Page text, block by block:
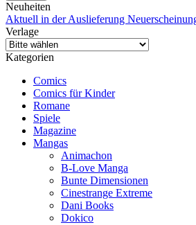
Neuheiten
Aktuell in der Auslieferung
Verlage
Kategorien
Comics
Comics für Kinder
Romane
Spiele
Magazine
Mangas
Animachon
B-Love Manga
Bunte Dimensionen
Cinestrange Extreme
Dani Books
Dokico